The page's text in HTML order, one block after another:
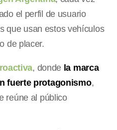
el perfil de usuario
que usan estos vehículos
de placer.
, donde la marca
fuerte protagonismo,
reúne al público